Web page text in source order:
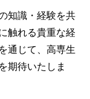
知識・経験を共
触れる貴重な経
通じて、高専生
期待いたしま